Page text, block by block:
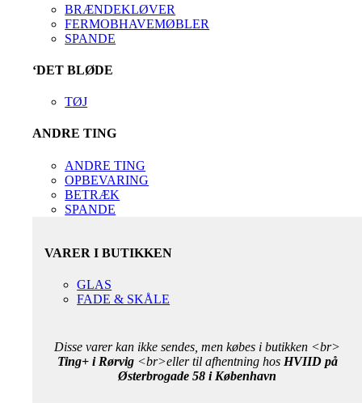
BRÆNDEKLØVER
FERMOBHAVEMØBLER
SPANDE
‘DET BLØDE
TØJ
ANDRE TING
ANDRE TING
OPBEVARING
BETRÆK
SPANDE
VARER I BUTIKKEN
GLAS
FADE & SKÅLE
Disse varer kan ikke sendes, men købes i butikken <br>
Ting+ i Rørvig<br>eller til afhentning hos HVIID på
Østerbrogade 58 i København